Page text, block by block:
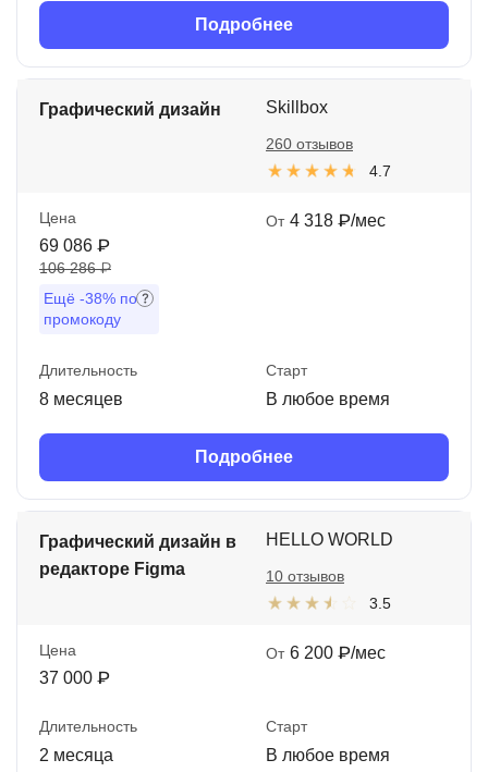
Подробнее
Графический дизайн Skillbox
4.7
260 отзывов
Цена
69 086 ₽
106 286 ₽
Ещё -38% по
промокоду
От 4 318 ₽/мес
Длительность
8 месяцев
Старт
В любое время
Подробнее
Графический дизайн в
редакторе Figma
HELLO WORLD
3.5
10 отзывов
Цена
37 000 ₽
От 6 200 ₽/мес
Длительность
2 месяца
Старт
В любое время